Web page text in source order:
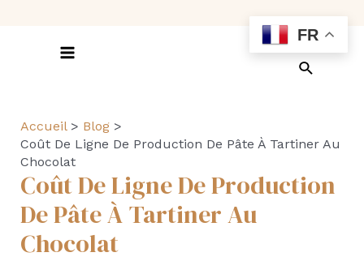
Accueil
Blog
Coût De Ligne De Production De Pâte À Tartiner Au
Chocolat
Coût De Ligne De Production
De Pâte À Tartiner Au
Chocolat
FR